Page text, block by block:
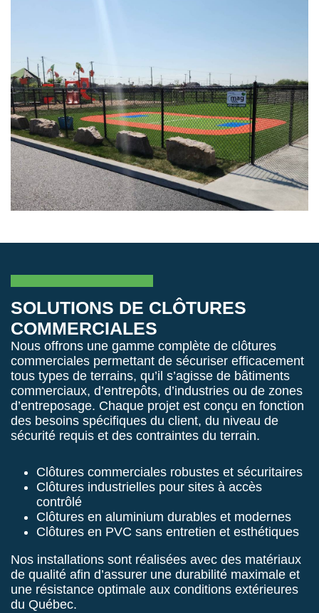
SOLUTIONS DE CLÔTURES
COMMERCIALES
Nous offrons une gamme complète de clôtures
commerciales permettant de sécuriser efficacement
tous types de terrains, qu’il s’agisse de bâtiments
commerciaux, d’entrepôts, d’industries ou de zones
d’entreposage. Chaque projet est conçu en fonction
des besoins spécifiques du client, du niveau de
sécurité requis et des contraintes du terrain.
Clôtures commerciales robustes et sécuritaires
Clôtures industrielles pour sites à accès
contrôlé
Clôtures en aluminium durables et modernes
Clôtures en PVC sans entretien et esthétiques
Nos installations sont réalisées avec des matériaux
de qualité afin d’assurer une durabilité maximale et
une résistance optimale aux conditions extérieures
du Québec.